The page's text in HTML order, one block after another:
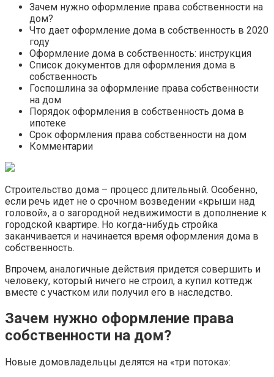
Зачем нужно оформление права собственности на
дом?
Что дает оформление дома в собственность в 2020
году
Оформление дома в собственность: инструкция
Список документов для оформления дома в
собственность
Госпошлина за оформление права собственности
на дом
Порядок оформления в собственность дома в
ипотеке
Срок оформления права собственности на дом
Комментарии
Строительство дома – процесс длительный. Особенно,
если речь идет не о срочном возведении «крыши над
головой», а о загородной недвижимости в дополнение к
городской квартире. Но когда-нибудь стройка
заканчивается и начинается время оформления дома в
собственность.
Впрочем, аналогичные действия придется совершить и
человеку, который ничего не строил, а купил коттедж
вместе с участком или получил его в наследство.
Зачем нужно оформление права
собственности на дом?
Новые домовладельцы делятся на «три потока»: